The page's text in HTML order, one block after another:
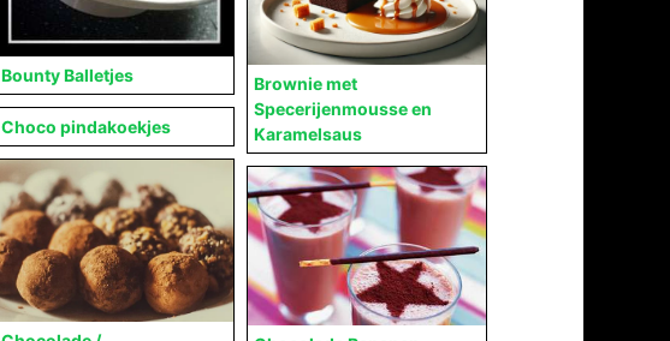
Bounty Balletjes
Brownie met
Specerijenmousse en
Karamelsaus
Choco pindakoekjes